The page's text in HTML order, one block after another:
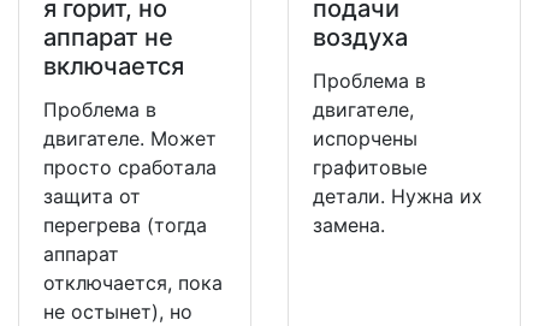
я горит, но
аппарат не
включается
Проблема в
двигателе. Может
просто сработала
защита от
перегрева (тогда
аппарат
отключается, пока
не остынет), но
подачи
воздуха
Проблема в
двигателе,
испорчены
графитовые
детали. Нужна их
замена.